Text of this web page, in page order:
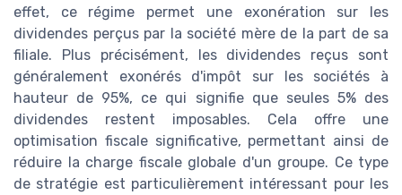
effet, ce régime permet une exonération sur les
dividendes perçus par la société mère de la part de sa
filiale. Plus précisément, les dividendes reçus sont
généralement exonérés d'impôt sur les sociétés à
hauteur de 95%, ce qui signifie que seules 5% des
dividendes restent imposables. Cela offre une
optimisation fiscale significative, permettant ainsi de
réduire la charge fiscale globale d'un groupe. Ce type
de stratégie est particulièrement intéressant pour les